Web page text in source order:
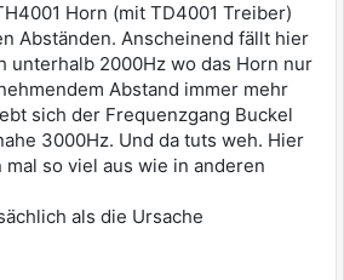
Horn (mit TD4001 Treiber)
Abständen. Anscheinend fällt hier
unterhalb 2000Hz wo das Horn nur
Abstand immer mehr
sich der Frequenzgang Buckel
3000Hz. Und da tuts weh. Hier
so viel aus wie in anderen
als die Ursache